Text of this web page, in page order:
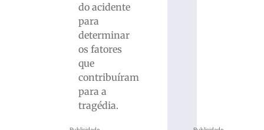
do acidente
para
determinar
os fatores
que
contribuíram
para a
tragédia.